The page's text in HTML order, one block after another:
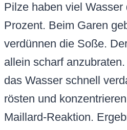
Pilze haben viel Wasser
Prozent. Beim Garen
verdünnen die Soße.
allein scharf
das Wasser schnell
rösten und
Maillard-Reaktion.